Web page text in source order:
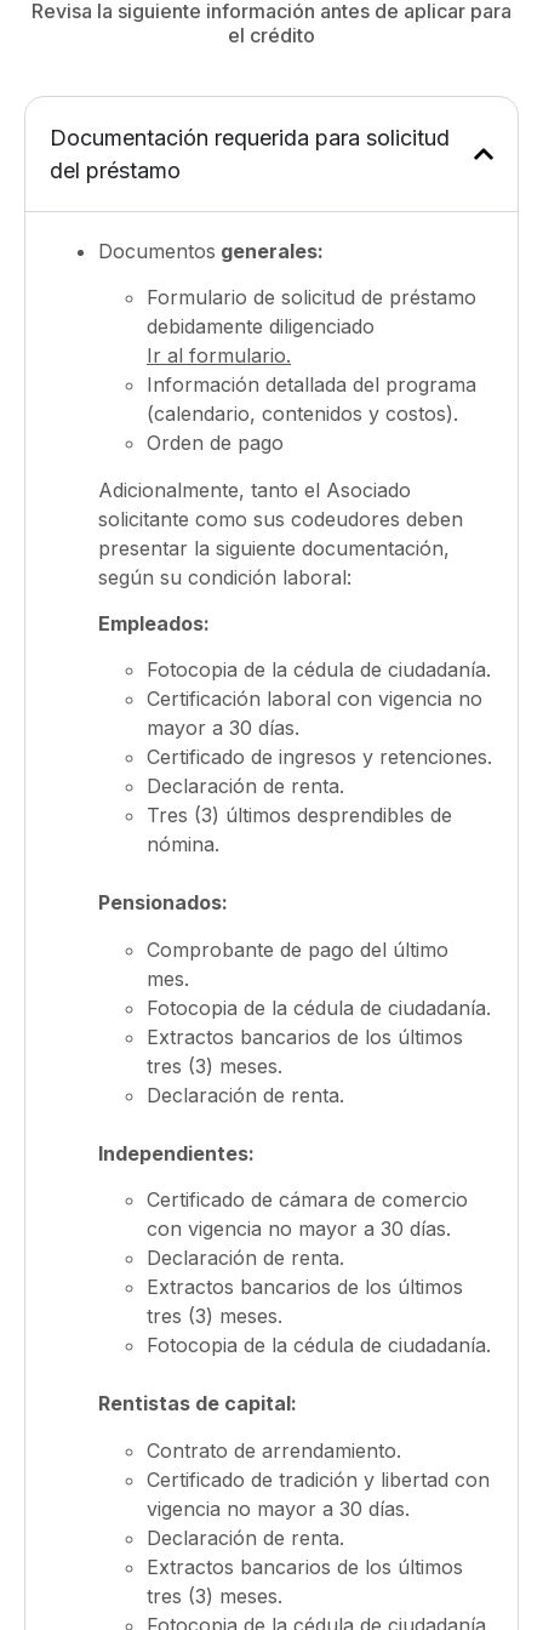
Revisa la siguiente información antes de aplicar para
el crédito
Documentación requerida para solicitud
del préstamo
Documentos generales:
Formulario de solicitud de préstamo
debidamente diligenciado
Ir al formulario.
Información detallada del programa
(calendario, contenidos y costos).
Orden de pago
Adicionalmente, tanto el Asociado
solicitante como sus codeudores deben
presentar la siguiente documentación,
según su condición laboral:
Empleados:
Fotocopia de la cédula de ciudadanía.
Certificación laboral con vigencia no
mayor a 30 días.
Certificado de ingresos y retenciones.
Declaración de renta.
Tres (3) últimos desprendibles de
nómina.
Pensionados:
Comprobante de pago del último
mes.
Fotocopia de la cédula de ciudadanía.
Extractos bancarios de los últimos
tres (3) meses.
Declaración de renta.
Independientes:
Certificado de cámara de comercio
con vigencia no mayor a 30 días.
Declaración de renta.
Extractos bancarios de los últimos
tres (3) meses.
Fotocopia de la cédula de ciudadanía.
Rentistas de capital:
Contrato de arrendamiento.
Certificado de tradición y libertad con
vigencia no mayor a 30 días.
Declaración de renta.
Extractos bancarios de los últimos
tres (3) meses.
Fotocopia de la cédula de ciudadanía.